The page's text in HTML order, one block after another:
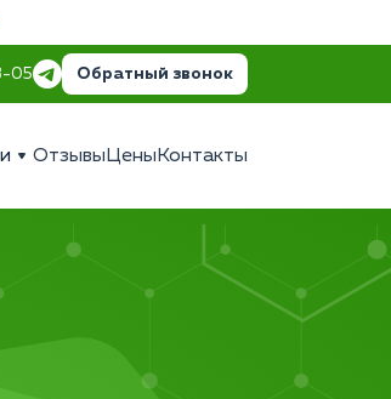
05 Обратный звонок
Отзывы Цены Контакты